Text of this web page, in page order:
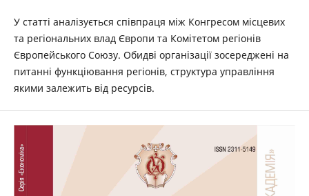
У статті аналізується співпраця між Конгресом місцевих
та регіональних влад Європи та Комітетом регіонів
Європейського Союзу. Обидві організації зосереджені на
питанні функціювання регіонів, структура управління
якими залежить від ресурсів.